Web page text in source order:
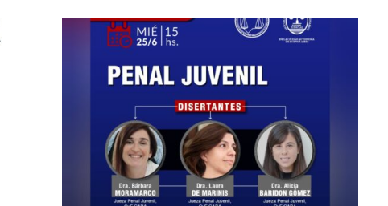
30/4 Charla sobre
«Cuestiones actuales
del Derecho
Administrativo»